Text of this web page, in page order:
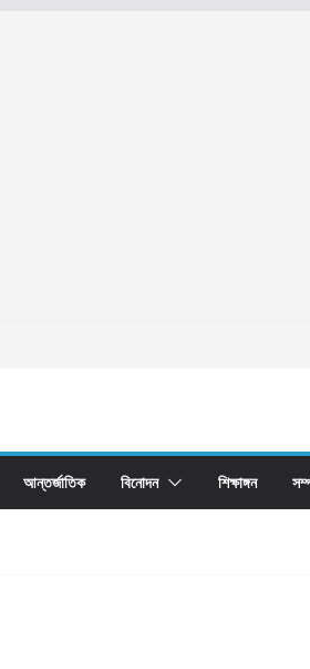
আন্তর্জাতিক বিনোদন শিক্ষাঙ্গন